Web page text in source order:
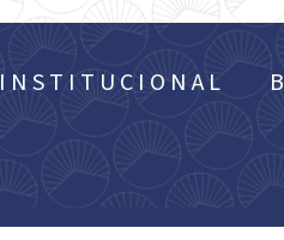
INSTITUCIONAL